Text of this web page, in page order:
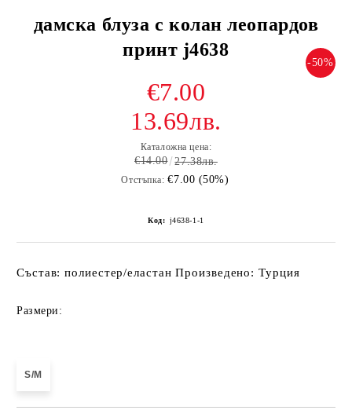
дамска блуза с колан леопардов
принт j4638
-50%
€7.00
13.69лв.
Каталожна цена:
€14.00 27.38лв.
Отстъпка: €7.00 (50%)
Код: j4638-1-1
Състав: полиестер/еластан Произведено: Турция
Размери:
S/M